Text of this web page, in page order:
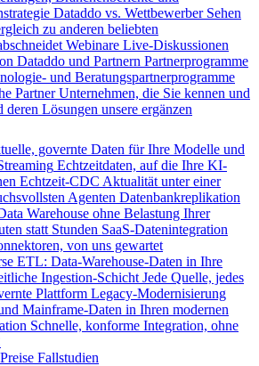
Dataddo vs. Wettbewerber Sehen
zu anderen beliebten
Webinare Live-Diskussionen
Dataddo und Partnern Partnerprogramme
und Beratungspartnerprogramme
Partner Unternehmen, die Sie kennen und
deren Lösungen unsere ergänzen
governte Daten für Ihre Modelle und
Echtzeitdaten, auf die Ihre KI-
Echtzeit-CDC Aktualität unter einer
Agenten Datenbankreplikation
Warehouse ohne Belastung Ihrer
statt Stunden SaaS-Datenintegration
von uns gewartet
ETL: Data-Warehouse-Daten in Ihre
Ingestion-Schicht Jede Quelle, jedes
Plattform Legacy-Modernisierung
Mainframe-Daten in Ihren modernen
Schnelle, konforme Integration, ohne
Preise Fallstudien